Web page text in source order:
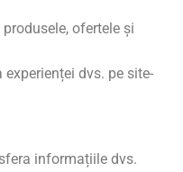
ofertele și
dvs. pe site-
informațiile dvs.